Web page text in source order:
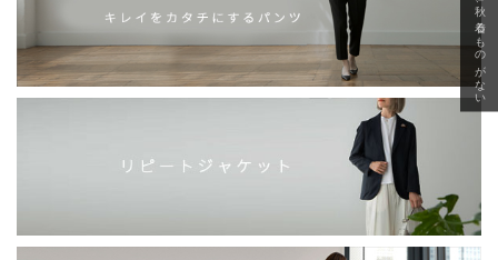
急に秋、着るものがない